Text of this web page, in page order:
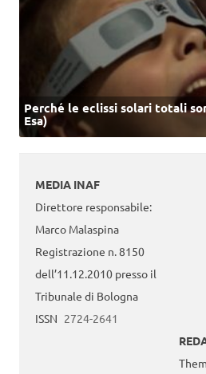
Perché le eclissi solari totali
Esa)
MEDIA INAF
Direttore responsabile:
Marco Malaspina
Registrazione n. 8150
dell’11.12.2010 presso il
Tribunale di Bologna
ISSN 2724-2641